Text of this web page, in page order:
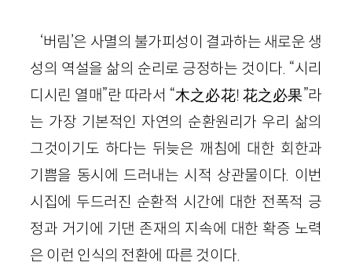
‘버림’은 사멸의 불가피성이 결과하는 새로운 생
성의 역설을 삶의 순리로 긍정하는 것이다. “시리
디시린 열매”란 따라서 “木之必花! 花之必果”라
는 가장 기본적인 자연의 순환원리가 우리 삶의
그것이기도 하다는 뒤늦은 깨침에 대한 회한과
기쁨을 동시에 드러내는 시적 상관물이다. 이번
시집에 두드러진 순환적 시간에 대한 전폭적 긍
정과 거기에 기댄 존재의 지속에 대한 확증 노력
은 이런 인식의 전환에 따른 것이다.